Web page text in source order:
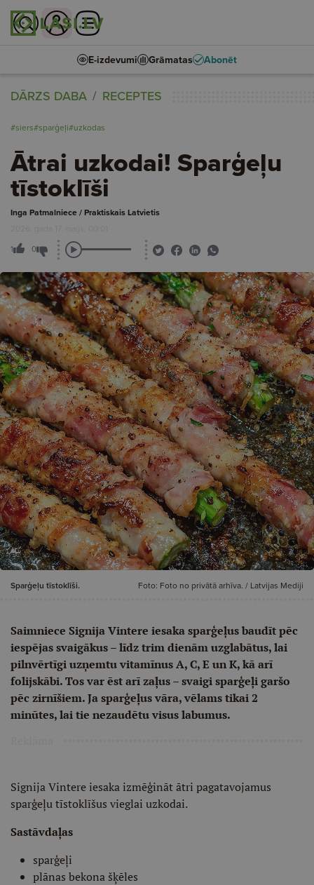
E-izdevumi Grāmatas Abonēt
DĀRZS DABA RECEPTES
#siers#sparģeļi#uzkodas
Ātrai uzkodai! Sparģeļu
tīstoklīši
Inga Patmalniece / Praktiskais Latvietis
2026. gada 17. maijs, 00:01
1 0
Sparģeļu tīstoklīši. Foto: Foto no privātā arhīva. / Latvijas Mediji
Saimniece Signija Vintere iesaka sparģeļus baudīt pēc
iespējas svaigākus – līdz trim dienām uzglabātus, lai
pilnvērtīgi uzņemtu vitamīnus A, C, E un K, kā arī
folijskābi. Tos var ēst arī zaļus – svaigi sparģeļi garšo
pēc zirnīšiem. Ja sparģeļus vāra, vēlams tikai 2
minūtes, lai tie nezaudētu visus labumus.
Signija Vintere iesaka izmēģināt ātri pagatavojamus
sparģeļu tīstoklīšus vieglai uzkodai.
Sastāvdaļas
sparģeļi
plānas bekona šķēles